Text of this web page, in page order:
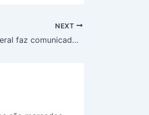
NEXT
Governo Federal faz comunicado que beneficia aqueles que estão ativos no Programa Bolsa Família ESTE mês; Confira detalhes